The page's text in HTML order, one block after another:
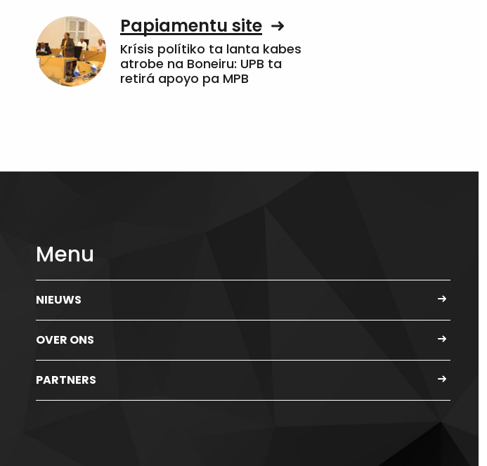
Papiamentu site
Krísis polítiko ta lanta kabes
atrobe na Boneiru: UPB ta
retirá apoyo pa MPB
Menu
NIEUWS
OVER ONS
PARTNERS